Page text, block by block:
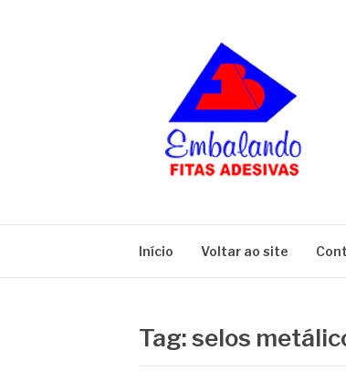
Início Voltar ao site
Tag:selos